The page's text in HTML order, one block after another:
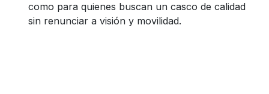
como para quienes buscan un casco de calidad
sin renunciar a visión y movilidad.